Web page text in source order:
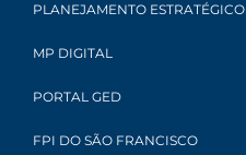
PLANEJAMENTO ESTRATÉGICO
MP DIGITAL
PORTAL GED
FPI DO SÃO FRANCISCO